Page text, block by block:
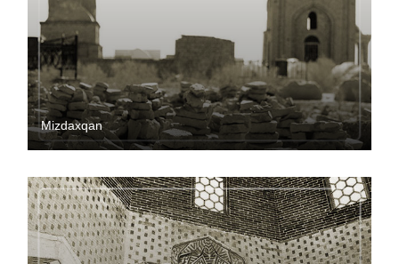
Mizdaxqan